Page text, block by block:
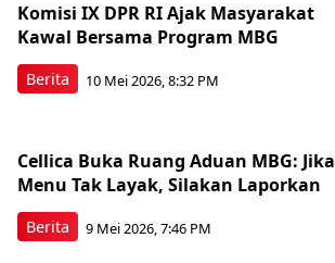
Berita
Komisi IX DPR RI Ajak Masyarakat
Kawal Bersama Program MBG
10 Mei 2026, 8:32 PM
Berita
Cellica Buka Ruang Aduan MBG: Jika
Menu Tak Layak, Silakan Laporkan
9 Mei 2026, 7:46 PM